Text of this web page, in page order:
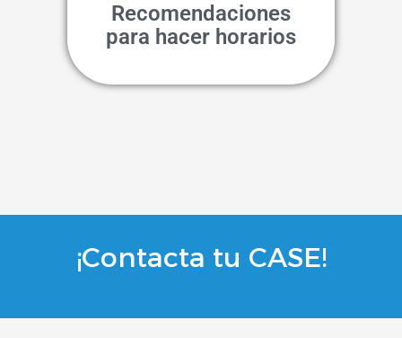
Recomendaciones
para hacer horarios
¡Contacta tu CASE!